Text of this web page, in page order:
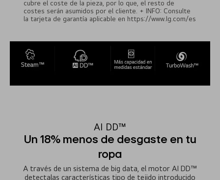
cubre el coste de la pieza, por lo que, el resto de
costes serán asumidos por el cliente. + INFO: Consulte
la tarjeta de garantía aplicable en https://www.lg.com/es
AI DD™
Un 18% menos de desgaste en tu
ropa
A través de un sistema de big data, el motor AI DD™
detectalas características tipo de tejido introducido